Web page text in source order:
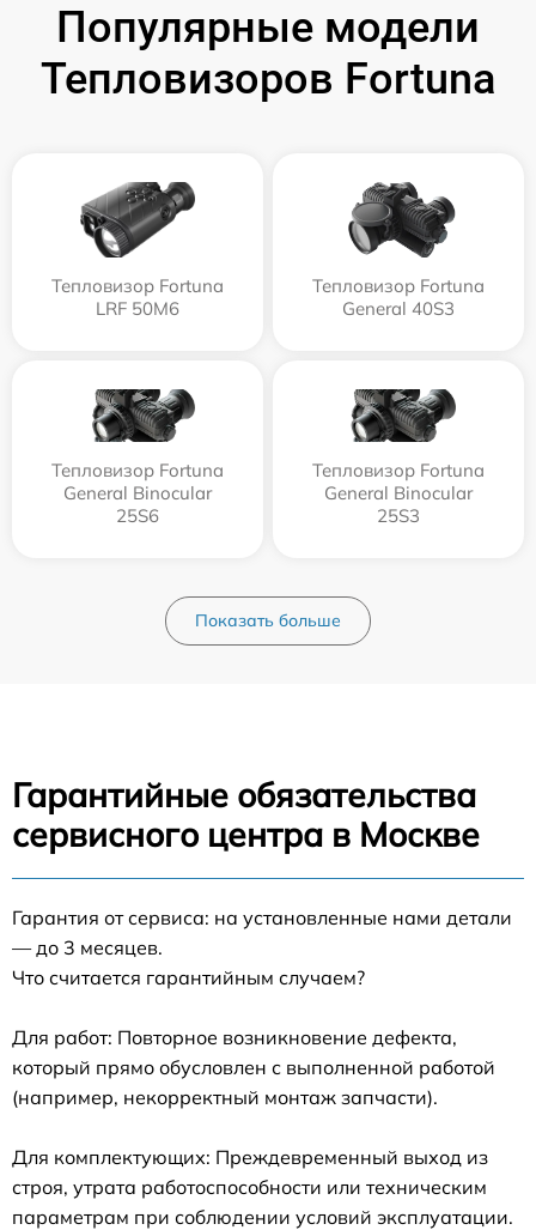
Популярные модели
Тепловизоров Fortuna
Тепловизор Fortuna
LRF 50M6
Тепловизор Fortuna
General 40S3
Тепловизор Fortuna
General Binocular
25S6
Тепловизор Fortuna
General Binocular
25S3
Показать больше
Гарантийные обязательства
сервисного центра в Москве
Гарантия от сервиса: на установленные нами детали
— до 3 месяцев.
Что считается гарантийным случаем?
Для работ: Повторное возникновение дефекта,
который прямо обусловлен с выполненной работой
(например, некорректный монтаж запчасти).
Для комплектующих: Преждевременный выход из
строя, утрата работоспособности или техническим
параметрам при соблюдении условий эксплуатации.